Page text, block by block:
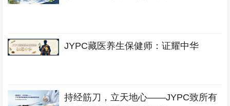
JYPC藏医养生保健师：证耀中华
持经筋刀，立天地心——JYPC致所有